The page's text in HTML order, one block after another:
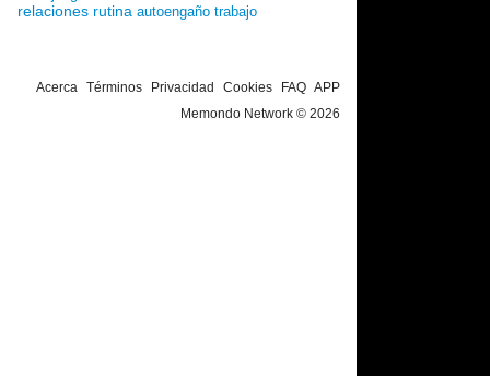
relaciones rutina autoengaño trabajo
Acerca Términos Privacidad Cookies FAQ APP
Memondo Network © 2026